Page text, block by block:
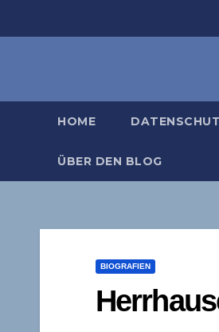
Inhalt
HOME
ÜBER DEN BLOG
BIOGRAFIEN